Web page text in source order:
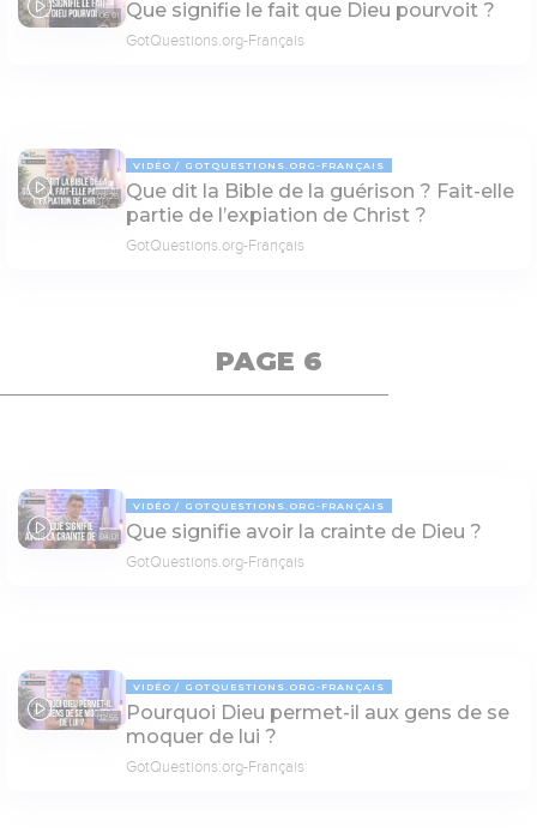
05:01 Que signifie le fait que Dieu pourvoit ?
GotQuestions.org-Français
03:25
VIDÉO GOTQUESTIONS.ORG-FRANÇAIS
Que dit la Bible de la guérison ? Fait-elle
partie de l’expiation de Christ ?
GotQuestions.org-Français
PAGE 6
04:01
VIDÉO GOTQUESTIONS.ORG-FRANÇAIS
Que signifie avoir la crainte de Dieu ?
GotQuestions.org-Français
02:55
VIDÉO GOTQUESTIONS.ORG-FRANÇAIS
Pourquoi Dieu permet-il aux gens de se
moquer de lui ?
GotQuestions.org-Français